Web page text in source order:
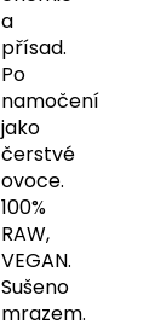
a
přísad.
Po
namočení
jako
čerstvé
ovoce.
100%
RAW,
VEGAN.
Sušeno
mrazem.